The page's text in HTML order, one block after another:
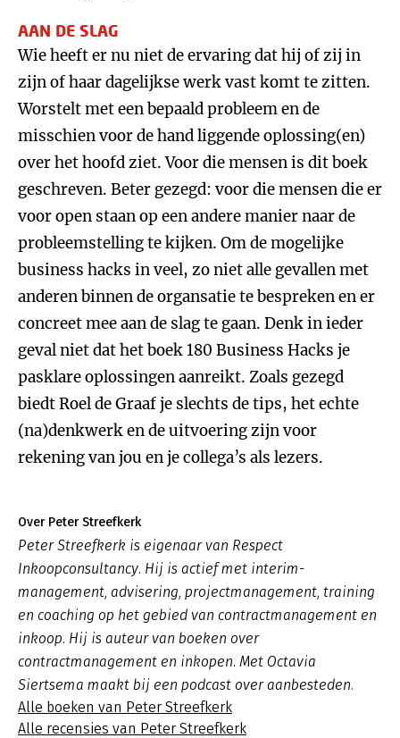
AAN DE SLAG
Wie heeft er nu niet de ervaring dat hij of zij in
zijn of haar dagelijkse werk vast komt te zitten.
Worstelt met een bepaald probleem en de
misschien voor de hand liggende oplossing(en)
over het hoofd ziet. Voor die mensen is dit boek
geschreven. Beter gezegd: voor die mensen die er
voor open staan op een andere manier naar de
probleemstelling te kijken. Om de mogelijke
business hacks in veel, zo niet alle gevallen met
anderen binnen de organsatie te bespreken en er
concreet mee aan de slag te gaan. Denk in ieder
geval niet dat het boek 180 Business Hacks je
pasklare oplossingen aanreikt. Zoals gezegd
biedt Roel de Graaf je slechts de tips, het echte
(na)denkwerk en de uitvoering zijn voor
rekening van jou en je collega’s als lezers.
Over Peter Streefkerk
Peter Streefkerk is eigenaar van Respect
Inkoopconsultancy. Hij is actief met interim-
management, advisering, projectmanagement, training
en coaching op het gebied van contractmanagement en
inkoop. Hij is auteur van boeken over
contractmanagement en inkopen. Met Octavia
Siertsema maakt bij een podcast over aanbesteden.
Alle boeken van Peter Streefkerk
Alle recensies van Peter Streefkerk